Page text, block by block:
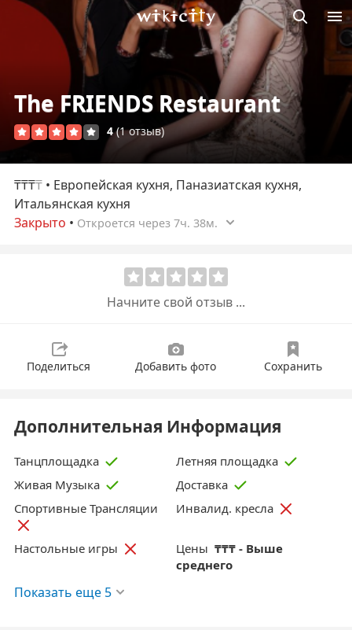
Викисити
The FRIENDS Restaurant
4 (1 отзыв)
₸₸₸₸ • Европейская кухня, Паназиатская кухня,
Итальянская кухня
Закрыто • Откроется через 7ч. 38м.
Начните свой отзыв ...
Поделиться Добавить фото Сохранить
Дополнительная Информация
Танцплощадка
Летняя площадка
Живая Музыка
Доставка
Спортивные Трансляции
Инвалид. кресла
Настольные игры Цены ₸₸₸ - Выше
среднего
Показать еще 5